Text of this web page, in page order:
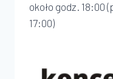
około godz. 18:00
17:00)